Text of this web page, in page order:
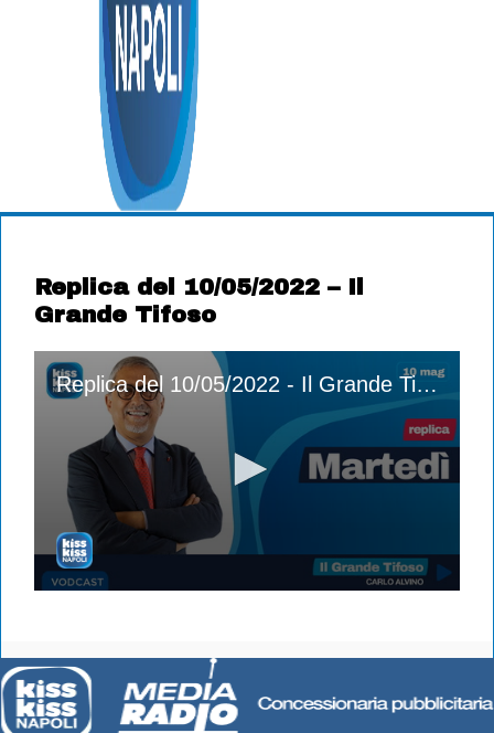
Replica del 10/05/2022 – Il
Grande Tifoso
Replica del 10/05/2022 - Il Grande Tifoso
hour,
53
minutes,
56